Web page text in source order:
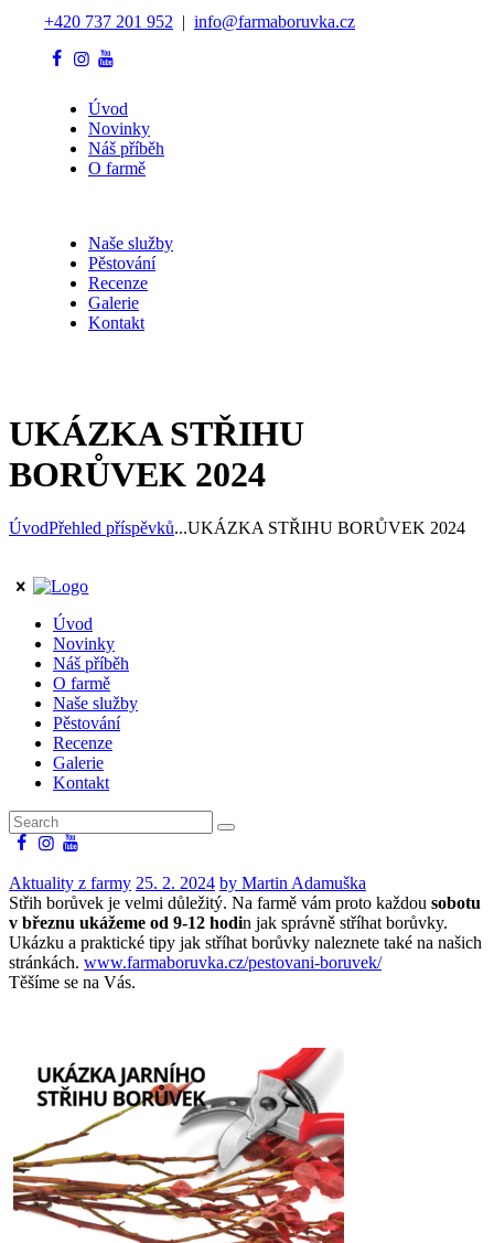
+420 737 201 952 | info@farmaboruvka.cz
Úvod
Novinky
Náš příběh
O farmě
Naše služby
Pěstování
Recenze
Galerie
Kontakt
UKÁZKA STŘIHU
BORŮVEK 2024
ÚvodPřehled příspěvků...UKÁZKA STŘIHU BORŮVEK 2024
Úvod
Novinky
Náš příběh
O farmě
Naše služby
Pěstování
Recenze
Galerie
Kontakt
Aktuality z farmy 25. 2. 2024 by Martin Adamuška
Střih borůvek je velmi důležitý. Na farmě vám proto každou sobotu
v březnu ukážeme od 9-12 hodin jak správně stříhat borůvky.
Ukázku a praktické tipy jak stříhat borůvky naleznete také na našich
stránkách. www.farmaboruvka.cz/pestovani-boruvek/
Těšíme se na Vás.